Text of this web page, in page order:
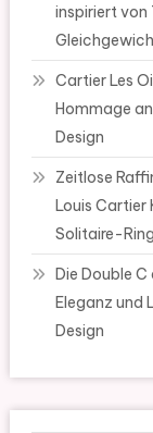
inspiriert von
Cartier Les
Hommage
Design
Zeitlose
Louis Cartier
Solitaire-
Die Double
Eleganz und
Design